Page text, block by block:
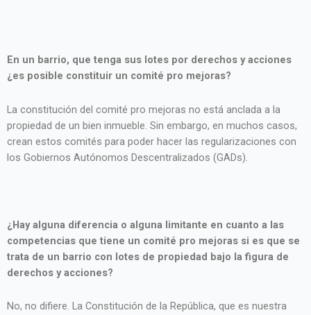
En un barrio, que tenga sus lotes por derechos y acciones
¿es posible constituir un comité pro mejoras?
La constitución del comité pro mejoras no está anclada a la
propiedad de un bien inmueble. Sin embargo, en muchos casos,
crean estos comités para poder hacer las regularizaciones con
los Gobiernos Autónomos Descentralizados (GADs).
¿Hay alguna diferencia o alguna limitante en cuanto a las
competencias que tiene un comité pro mejoras si es que se
trata de un barrio con lotes de propiedad bajo la figura de
derechos y acciones?
No, no difiere. La Constitución de la República, que es nuestra